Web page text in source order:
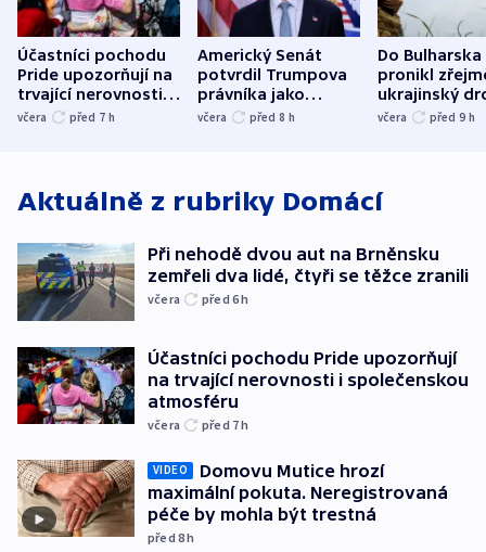
Účastníci pochodu
Pride upozorňují na
trvající nerovnosti i
společenskou
včera před 7 h
Americký Senát
potvrdil Trumpova
právníka jako
ministra
včera před 8 h
Do Bulharska
pronikl
ukrajinský
explodoval
včera před 9 h
Aktuálně z rubriky Domácí
Při nehodě dvou aut na Brněnsku
zemřeli dva lidé, čtyři se těžce zranili
včera před 6h
Účastníci pochodu Pride upozorňují
na trvající nerovnosti i společenskou
atmosféru
včera před 7h
VIDEO
Domovu Mutice hrozí
maximální pokuta. Neregistrovaná
péče by mohla být trestná
před 8h